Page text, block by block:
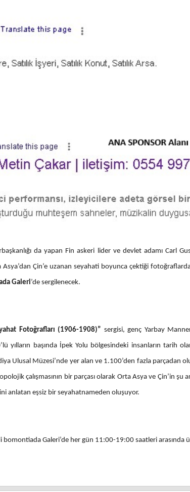
da yapan Fin askeri lider ve devlet adamı Carl
Asya’dan Çin’e uzanan seyahati boyunca çektiği
Galeri’de sergilenecek.
Fotoğrafları (1906-1908)” sergisi, genç Yarbay
yılların başında İpek Yolu bölgesindeki insanların tarih
Ulusal Müzesi’nde yer alan ve 1.100’den fazla parçadan
çalışmasının bir parçası olarak Orta Asya ve Çin’in
anlatan eşsiz bir seyahatnameden oluşuyor.
bomontiada Galeri’de her gün 11:00-19:00 saatleri arasında